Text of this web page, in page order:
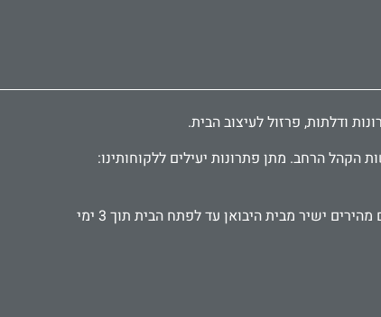
הקהל הרחב. מתן פתרונות יעילים ללקוחותינו:
אנו עובדים עם קהל פרטי ועסקי, אדריכלים ומעצבים, קבלנים ואנשי תחזוקה. מספקים אביזרים ישירות לבתי מלון ומוסדות. משלוחים מהירים ישיר מבית היבואן עד לפתח הבית תוך 3 ימי